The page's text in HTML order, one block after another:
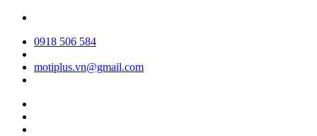
0918 506 584
motiplus.vn@gmail.com